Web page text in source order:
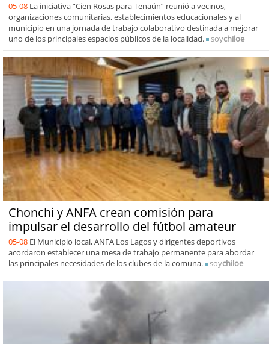
05-08 La iniciativa “Cien Rosas para Tenaún” reunió a vecinos,
organizaciones comunitarias, establecimientos educacionales y al
municipio en una jornada de trabajo colaborativo destinada a mejorar
uno de los principales espacios públicos de la localidad.
soychiloe
Chonchi y ANFA crean comisión para
impulsar el desarrollo del fútbol amateur
05-08 El Municipio local, ANFA Los Lagos y dirigentes deportivos
acordaron establecer una mesa de trabajo permanente para abordar
las principales necesidades de los clubes de la comuna.
soychiloe